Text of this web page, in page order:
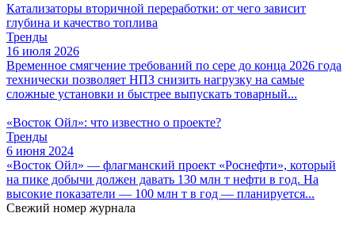
Катализаторы вторичной переработки: от чего зависит
глубина и качество топлива
Тренды
16 июля 2026
Временное смягчение требований по сере до конца 2026 года
технически позволяет НПЗ снизить нагрузку на самые
сложные установки и быстрее выпускать товарный...
«Восток Ойл»: что известно о проекте?
Тренды
6 июня 2024
«Восток Ойл» — флагманский проект «Роснефти», который
на пике добычи должен давать 130 млн т нефти в год. На
высокие показатели — 100 млн т в год — планируется...
Свежий номер журнала